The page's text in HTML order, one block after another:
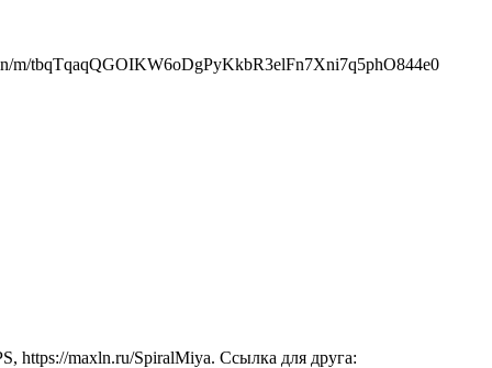
m/tbqTqaqQGOIKW6oDgPyKkbR3elFn7Xni7q5phO844e0
https://maxln.ru/SpiralMiya. Ссылка для друга: